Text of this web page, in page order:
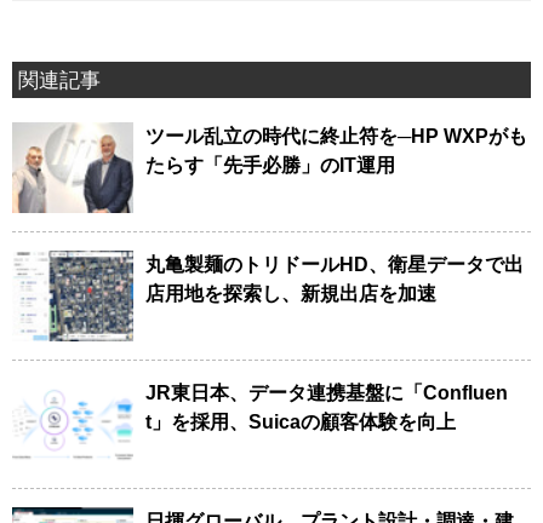
関連記事
ツール乱立の時代に終止符を─HP WXPがも
たらす「先手必勝」のIT運用
丸亀製麺のトリドールHD、衛星データで出
店用地を探索し、新規出店を加速
JR東日本、データ連携基盤に「Confluen
t」を採用、Suicaの顧客体験を向上